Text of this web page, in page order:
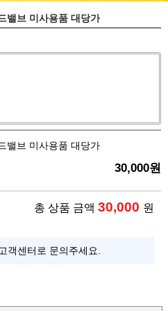
밸브 미사용품 대당가
밸브 미사용품 대당가
30,000원
총 상품 금액 30,000 원
객센터로 문의주세요.